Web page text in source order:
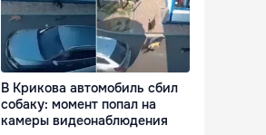
В Крикова автомобиль сбил
собаку: момент попал на
камеры видеонаблюдения